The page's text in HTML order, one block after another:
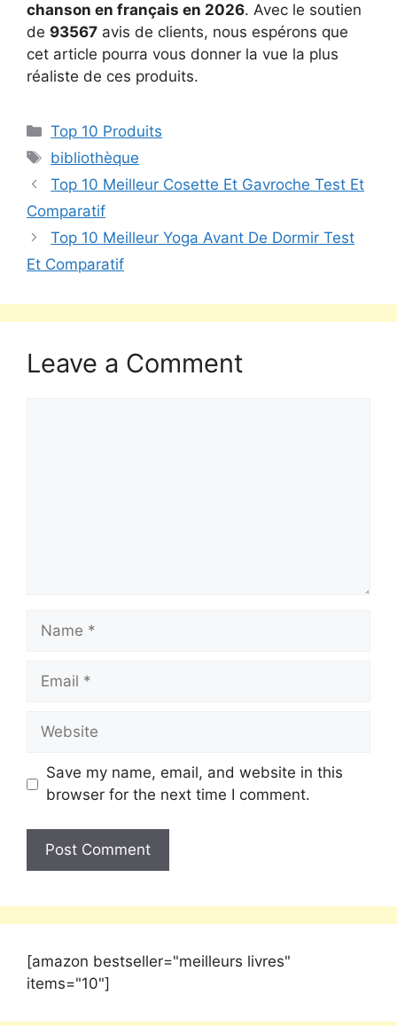
chanson en français en 2026. Avec le soutien
de 93567 avis de clients, nous espérons que
cet article pourra vous donner la vue la plus
réaliste de ces produits.
Top 10 Produits
bibliothèque
Top 10 Meilleur Cosette Et Gavroche Test Et
Comparatif
Top 10 Meilleur Yoga Avant De Dormir Test
Et Comparatif
Leave a Comment
Save my name, email, and website in this
browser for the next time I comment.
[amazon bestseller="meilleurs livres"
items="10"]